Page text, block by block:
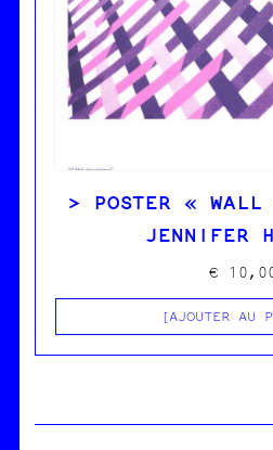
POSTER «
JENNIFER
€
AJOUTER AU